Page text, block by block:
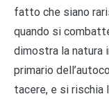
fatto che siano
quando si
dimostra la natura
primario
tacere, e si